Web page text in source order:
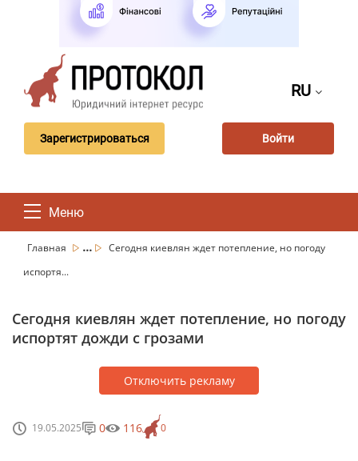
RU
Зарегистрироваться Войти
Меню
Главная ...
Сегодня киевлян ждет потепление, но погоду
испортя...
Сегодня киевлян ждет потепление, но погоду
испортят дожди с грозами
Отключить рекламу
19.05.2025 0
0 116